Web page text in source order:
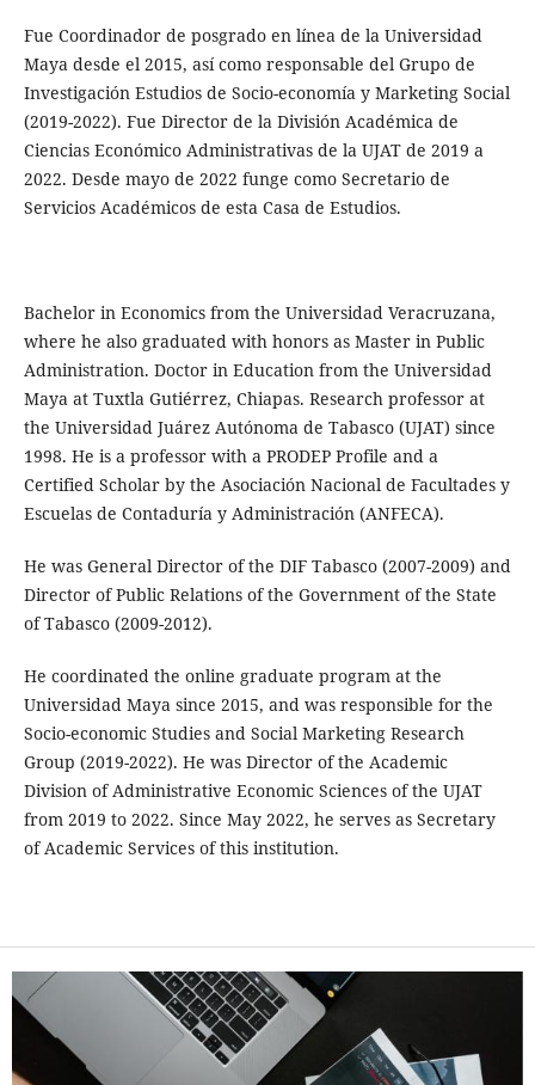
Fue Coordinador de posgrado en línea de la Universidad
Maya desde el 2015, así como responsable del Grupo de
Investigación Estudios de Socio-economía y Marketing Social
(2019-2022). Fue Director de la División Académica de
Ciencias Económico Administrativas de la UJAT de 2019 a
2022. Desde mayo de 2022 funge como Secretario de
Servicios Académicos de esta Casa de Estudios.
Bachelor in Economics from the Universidad Veracruzana,
where he also graduated with honors as Master in Public
Administration. Doctor in Education from the Universidad
Maya at Tuxtla Gutiérrez, Chiapas. Research professor at
the Universidad Juárez Autónoma de Tabasco (UJAT) since
1998. He is a professor with a PRODEP Profile and a
Certified Scholar by the Asociación Nacional de Facultades y
Escuelas de Contaduría y Administración (ANFECA).
He was General Director of the DIF Tabasco (2007-2009) and
Director of Public Relations of the Government of the State
of Tabasco (2009-2012).
He coordinated the online graduate program at the
Universidad Maya since 2015, and was responsible for the
Socio-economic Studies and Social Marketing Research
Group (2019-2022). He was Director of the Academic
Division of Administrative Economic Sciences of the UJAT
from 2019 to 2022. Since May 2022, he serves as Secretary
of Academic Services of this institution.